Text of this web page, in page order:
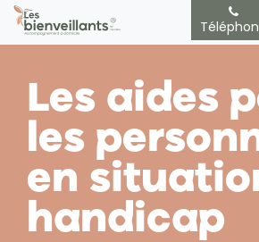
Les aides
les
en
handicap